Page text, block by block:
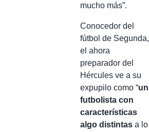
mucho más”.
Conocedor del
fútbol de Segunda,
el ahora
preparador del
Hércules ve a su
expupilo como “un
futbolista con
características
algo distintas a lo